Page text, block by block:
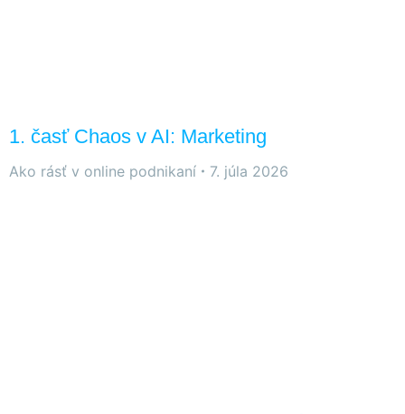
1. časť Chaos v AI: Marketing
Ako rásť v online podnikaní 7. júla 2026